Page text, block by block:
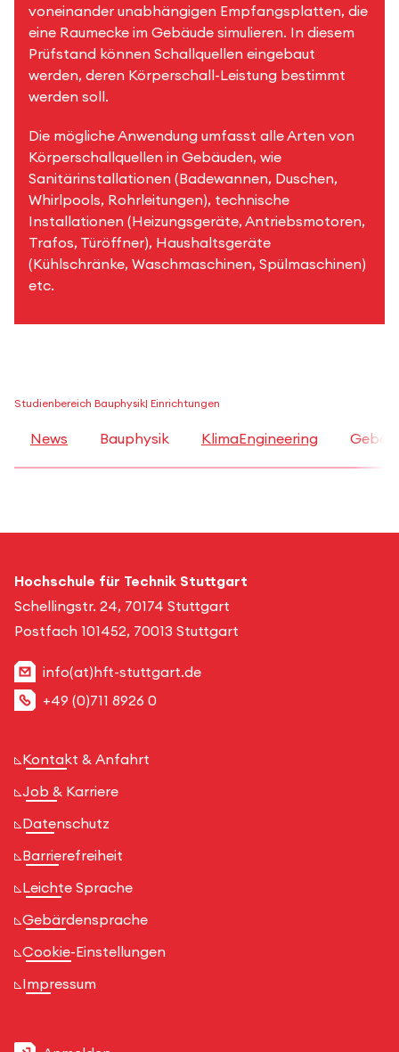
voneinander unabhängigen Empfangsplatten, die
eine Raumecke im Gebäude simulieren. In diesem
Prüfstand können Schallquellen eingebaut
werden, deren Körperschall-Leistung bestimmt
werden soll.
Die mögliche Anwendung umfasst alle Arten von
Körperschallquellen in Gebäuden, wie
Sanitärinstallationen (Badewannen, Duschen,
Whirlpools, Rohrleitungen), technische
Installationen (Heizungsgeräte, Antriebsmotoren,
Trafos, Türöffner), Haushaltsgeräte
(Kühlschränke, Waschmaschinen, Spülmaschinen)
etc.
Studienbereich Bauphysik| Einrichtungen
News Bauphysik KlimaEngineering
Hochschule für Technik Stuttgart
Schellingstr. 24, 70174 Stuttgart
Postfach 101452, 70013 Stuttgart
info(at)hft-stuttgart.de
+49 (0)711 8926 0
Kontakt & Anfahrt
Job & Karriere
Datenschutz
Barrierefreiheit
Leichte Sprache
Gebärdensprache
Cookie-Einstellungen
Impressum